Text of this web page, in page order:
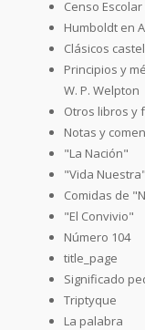
Censo
Humboldt en
Clásicos
Principios y
W. P. Welpton
Otros libros y
Notas y
"La Nación"
"Vida Nuestra"
Comidas de
"El Convivio"
Número 104
title_page
Significado
Triptyque
La palabra